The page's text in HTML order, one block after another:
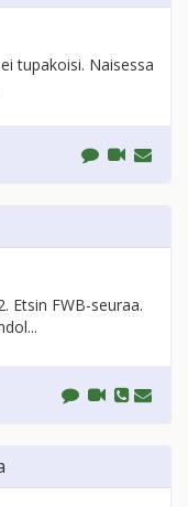
tupakoisi. Naisessa
Etsin FWB-seuraa.